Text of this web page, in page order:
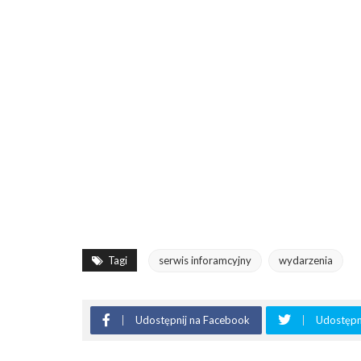
Tagi serwis inforamcyjny wydarzenia
Udostępnij na Facebook